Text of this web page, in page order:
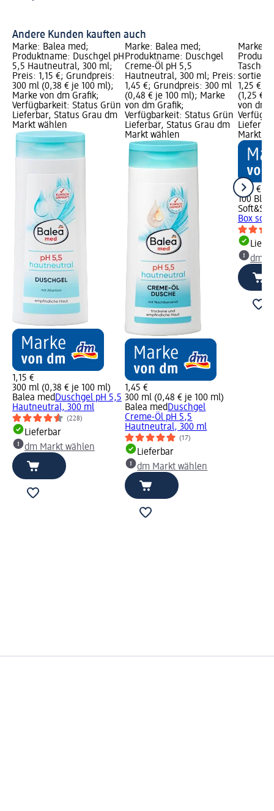
Andere Kunden kauften auch
Marke: Balea med;
Produktname: Duschgel pH
5,5 Hautneutral, 300 ml;
Preis: 1,15 €; Grundpreis:
300 ml (0,38 € je 100 ml);
Marke von dm Grafik;
Verfügbarkeit: Status Grün
Lieferbar, Status Grau dm
Markt wählen
1,15 €
300 ml (0,38 € je 100 ml)
Balea medDuschgel pH 5,5
Hautneutral, 300 ml
(228)
Lieferbar
dm Markt wählen
Marke: Balea med;
Produktname: Duschgel
Creme-Öl pH 5,5
Hautneutral, 300 ml; Preis:
1,45 €; Grundpreis: 300 ml
(0,48 € je 100 ml); Marke
von dm Grafik;
Verfügbarkeit: Status Grün
Lieferbar, Status Grau dm
Markt wählen
1,45 €
300 ml (0,48 € je 100 ml)
Balea medDuschgel
Creme-Öl pH 5,5
Hautneutral, 300 ml
(17)
Lieferbar
dm Markt wählen
Marke:
sortiert,
1,25 €;
(1,25 €
von dm
Markt
1,25 €
100 Bl
Box
dm